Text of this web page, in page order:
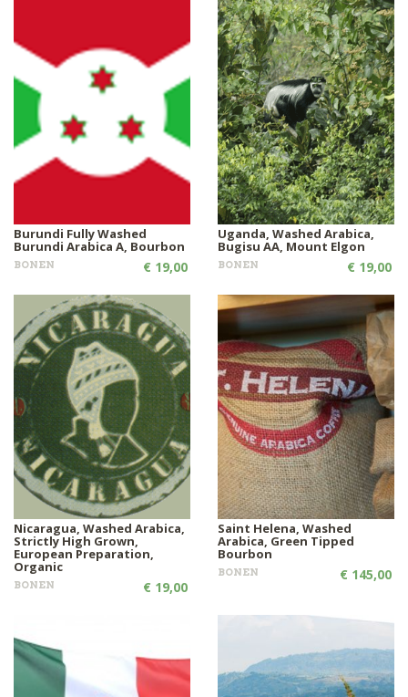
Burundi Fully Washed
Burundi Arabica A, Bourbon
BONEN € 19,00
Uganda, Washed Arabica,
Bugisu AA, Mount Elgon
BONEN € 19,00
Nicaragua, Washed Arabica,
Strictly High Grown,
European Preparation,
Organic
BONEN € 19,00
Saint Helena, Washed
Arabica, Green Tipped
Bourbon
BONEN € 145,00